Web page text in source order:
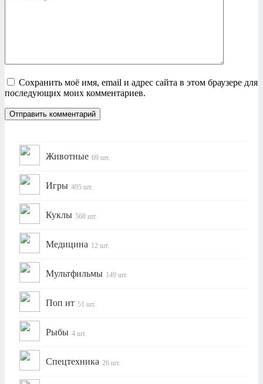
Сохранить моё имя, email и адрес сайта в этом браузере для
последующих моих комментариев.
Животные 69 шт.
Игры 495 шт.
Куклы 568 шт.
Медицина 12 шт.
Мультфильмы 149 шт.
Поп ит 51 шт.
Рыбы 4 шт.
Спецтехника 26 шт.